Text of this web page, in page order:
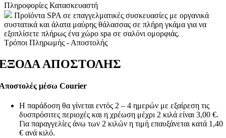
Πληροφορίες Κατασκευαστή
Προϊόντα SPA σε επαγγελματικές συσκευασίες με οργανικά
συστατικά και άλατα μαύρης θάλασσας σε πλήρη γκάμα για να
εξοπλίσετε πλήρως ένα χώρο spa σε σαλόνι ομορφιάς.
Τρόποι Πληρωμής - Αποστολής
ΑΠΟΣΤΟΛΗΣ
μέσω Courier
Η παράδοση θα γίνεται εντός 2 – 4 ημερών με εξαίρεση τις
δυσπρόσιτες περιοχές και η χρέωση μέχρι 2 κιλά είναι 3,00 €.
Για παραγγελίες άνω των 2 κιλών η τιμή επαυξάνεται κατά 1,40
€ ανά κιλό.